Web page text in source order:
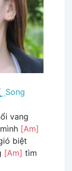
Song
vang
[Am]
biệt
[Am] tìm